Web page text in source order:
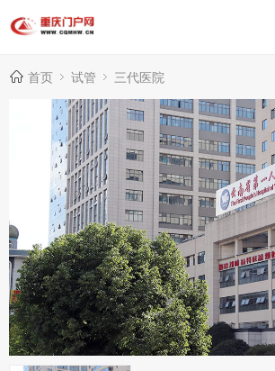
首页 试管 三代医院